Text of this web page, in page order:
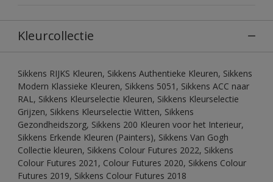
Kleurcollectie
Sikkens RIJKS Kleuren, Sikkens Authentieke Kleuren, Sikkens
Modern Klassieke Kleuren, Sikkens 5051, Sikkens ACC naar
RAL, Sikkens Kleurselectie Kleuren, Sikkens Kleurselectie
Grijzen, Sikkens Kleurselectie Witten, Sikkens
Gezondheidszorg, Sikkens 200 Kleuren voor het Interieur,
Sikkens Erkende Kleuren (Painters), Sikkens Van Gogh
Collectie kleuren, Sikkens Colour Futures 2022, Sikkens
Colour Futures 2021, Colour Futures 2020, Sikkens Colour
Futures 2019, Sikkens Colour Futures 2018